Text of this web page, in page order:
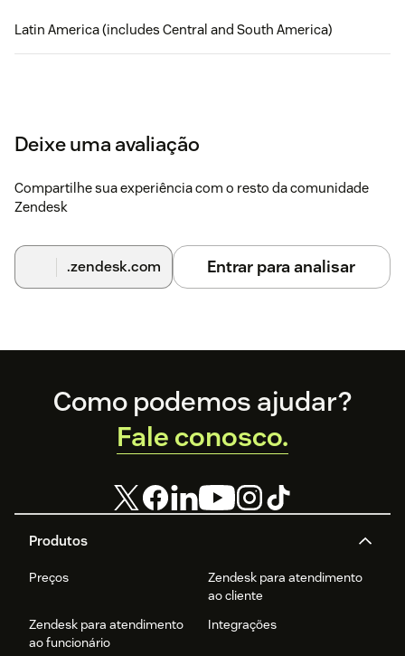
Latin America (includes Central and South America)
Deixe uma avaliação
Compartilhe sua experiência com o resto da comunidade
Zendesk
.zendesk.com Entrar para analisar
Footer
Produtos
Preços
Zendesk para atendimento
ao cliente
Zendesk para atendimento
ao funcionário
Integrações
Como podemos ajudar?
Fale conosco.